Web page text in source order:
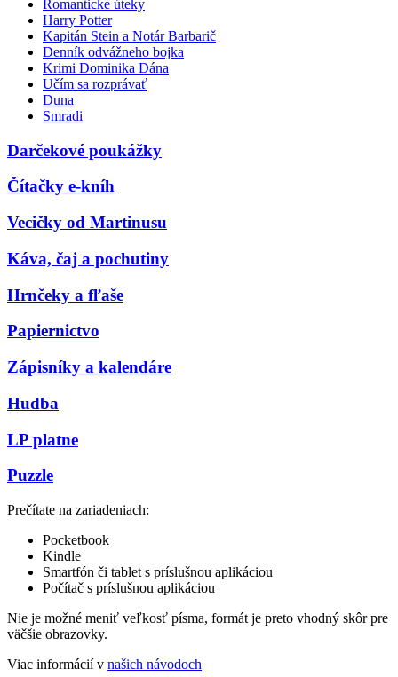
Romantické úteky
Harry Potter
Kapitán Stein a Notár Barbarič
Denník odvážneho bojka
Krimi Dominika Dána
Učím sa rozprávať
Duna
Smradi
Darčekové poukážky
Čítačky e-kníh
Vecičky od Martinusu
Káva, čaj a pochutiny
Hrnčeky a fľaše
Papiernictvo
Zápisníky a kalendáre
Hudba
LP platne
Puzzle
Prečítate na zariadeniach:
Pocketbook
Kindle
Smartfón či tablet s príslušnou aplikáciou
Počítač s príslušnou aplikáciou
Nie je možné meniť veľkosť písma, formát je preto vhodný skôr pre
väčšie obrazovky.
Viac informácií v našich návodoch